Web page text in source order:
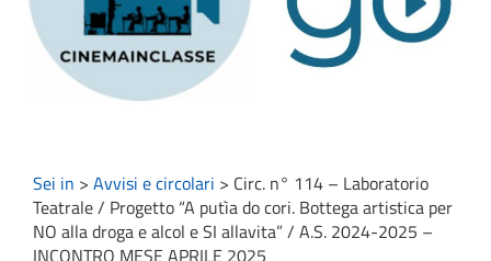
Sei in > Avvisi e circolari > Circ. n° 114 – Laboratorio
Teatrale / Progetto “A putìa do cori. Bottega artistica per
NO alla droga e alcol e SI allavita” / A.S. 2024-2025 –